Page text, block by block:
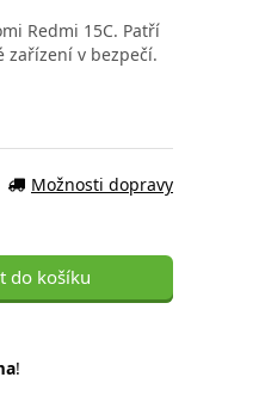
Redmi 15C. Patří
zařízení v bezpečí.
Možnosti dopravy
do košíku
!